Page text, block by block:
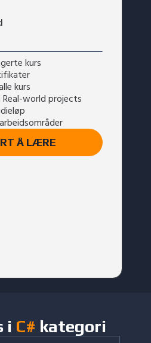
kurs
kurs
world projects
Å LÆRE
i C# kategori